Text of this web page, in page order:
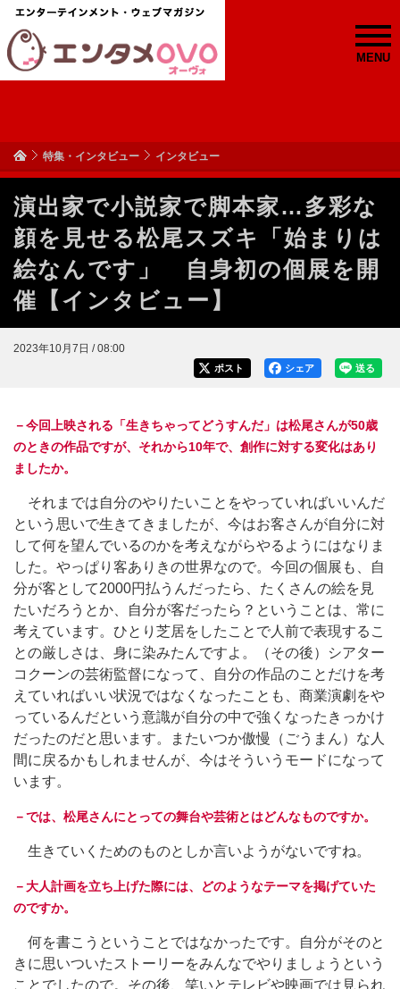
MENU
特集・インタビュー インタビュー
演出家で小説家で脚本家…多彩な
顔を見せる松尾スズキ「始まりは
絵なんです」 自身初の個展を開
催【インタビュー】
2023年10月7日 / 08:00
送る
シェア
ポスト
－今回上映される「生きちゃってどうすんだ」は松尾さんが50歳
のときの作品ですが、それから10年で、創作に対する変化はあり
ましたか。
それまでは自分のやりたいことをやっていればいいんだ
という思いで生きてきましたが、今はお客さんが自分に対
して何を望んでいるのかを考えながらやるようにはなりま
した。やっぱり客ありきの世界なので。今回の個展も、自
分が客として2000円払うんだったら、たくさんの絵を見
たいだろうとか、自分が客だったら？ということは、常に
考えています。ひとり芝居をしたことで人前で表現するこ
との厳しさは、身に染みたんですよ。（その後）シアター
コクーンの芸術監督になって、自分の作品のことだけを考
えていればいい状況ではなくなったことも、商業演劇をや
っているんだという意識が自分の中で強くなったきっかけ
だったのだと思います。またいつか傲慢（ごうまん）な人
間に戻るかもしれませんが、今はそういうモードになって
います。
－では、松尾さんにとっての舞台や芸術とはどんなものですか。
生きていくためのものとしか言いようがないですね。
－大人計画を立ち上げた際には、どのようなテーマを掲げていた
のですか。
何を書こうということではなかったです。自分がそのと
きに思いついたストーリーをみんなでやりましょうという
ことでしたので。その後、笑いとテレビや映画では見られ